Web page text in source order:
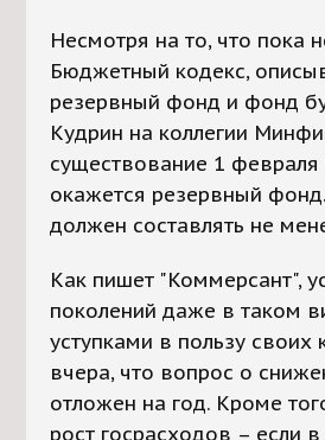
Несмотря на то, что пока
Бюджетный кодекс,
резервный фонд и фонд
Кудрин на коллегии
существование 1
окажется резервный
должен составлять не
Как пишет "Коммерсант",
поколений даже в таком
уступками в пользу своих
вчера, что вопрос о
отложен на год. Кроме
рост госрасходов – если